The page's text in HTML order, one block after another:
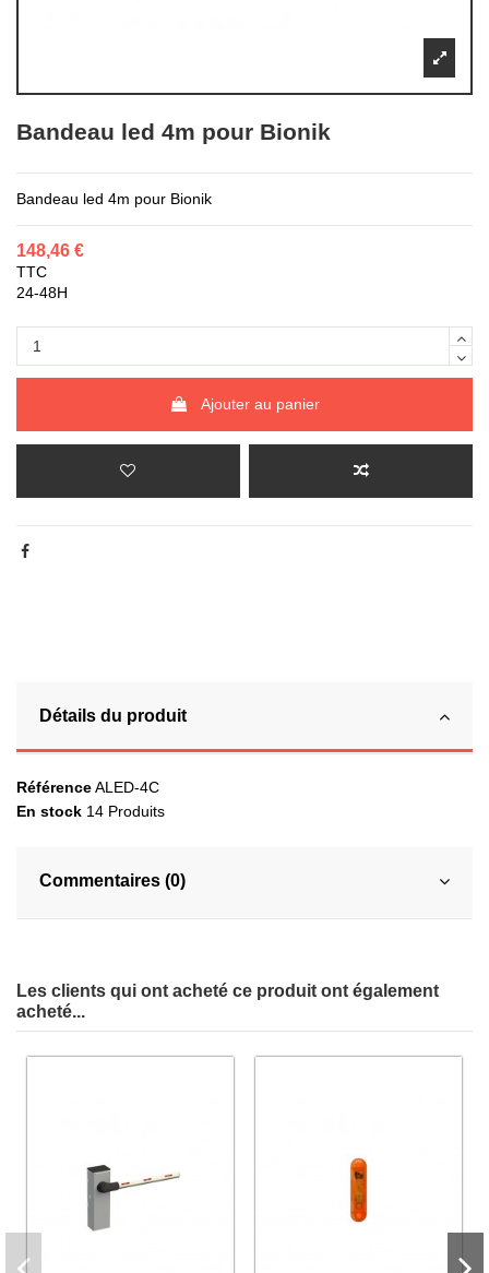
Bandeau led 4m pour Bionik
Bandeau led 4m pour Bionik
148,46 €
TTC
24-48H
Ajouter au panier
Détails du produit
RéférenceALED-4C
En stock 14 Produits
Commentaires (0)
Les clients qui ont acheté ce produit ont également
acheté...